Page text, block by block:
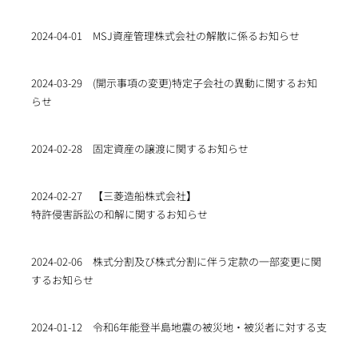
2024-04-01 MSJ資産管理株式会社の解散に係るお知らせ
2024-03-29
(開示事項の変更)特定子会社の異動に関するお知
らせ
2024-02-28 固定資産の譲渡に関するお知らせ
2024-02-27
【三菱造船株式会社】
特許侵害訴訟の和解に関するお知らせ
2024-02-06
株式分割及び株式分割に伴う定款の一部変更に関
するお知らせ
2024-01-12
令和6年能登半島地震の被災地・被災者に対する支